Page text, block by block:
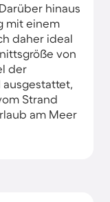
hinaus
mit einem
daher ideal
von
der
Strand
am Meer